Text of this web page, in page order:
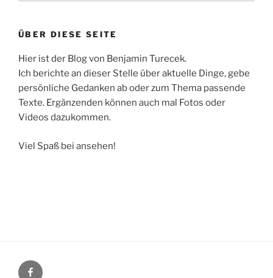
ÜBER DIESE SEITE
Hier ist der Blog von Benjamin Turecek.
Ich berichte an dieser Stelle über aktuelle Dinge, gebe
persönliche Gedanken ab oder zum Thema passende
Texte. Ergänzenden können auch mal Fotos oder
Videos dazukommen.
Viel Spaß bei ansehen!
Facebook